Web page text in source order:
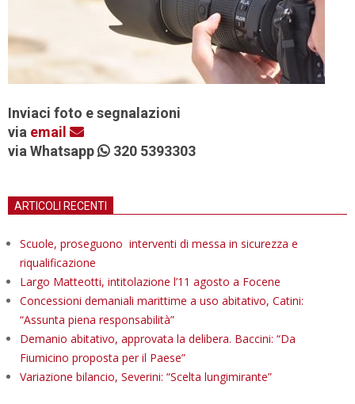
Inviaci foto e segnalazioni
via email
via Whatsapp
320 5393303
ARTICOLI RECENTI
Scuole, proseguono interventi di messa in sicurezza e
riqualificazione
Largo Matteotti, intitolazione l’11 agosto a Focene
Concessioni demaniali marittime a uso abitativo, Catini:
“Assunta piena responsabilità”
Demanio abitativo, approvata la delibera. Baccini: “Da
Fiumicino proposta per il Paese”
Variazione bilancio, Severini: “Scelta lungimirante”